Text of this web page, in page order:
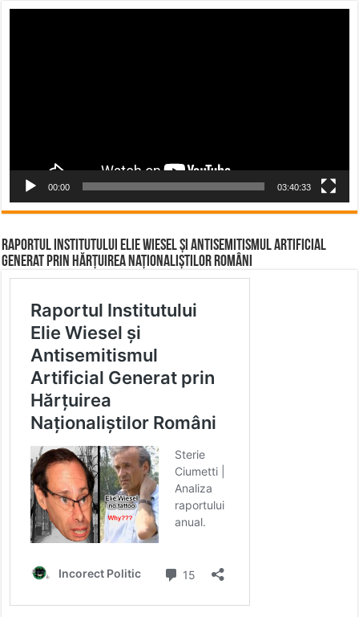
00:00 03:40:33
Raportul Institutului Elie Wiesel și Antisemitismul Artificial
Generat prin Hărțuirea Naționaliștilor Români